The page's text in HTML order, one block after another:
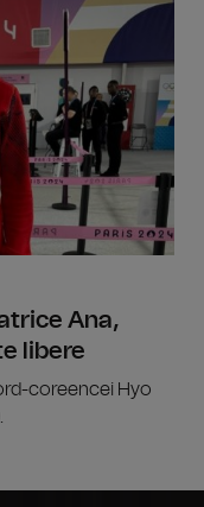
Ana,
libere
coreencei Hyo